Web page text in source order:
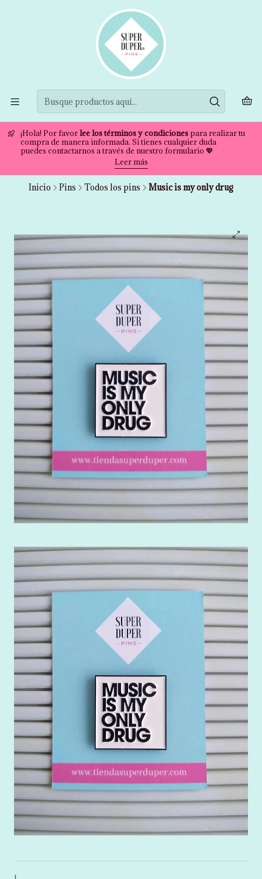
¡Hola! Por favorlee los términos y condicionespara realizar tu
compra de manera informada. Si tienes cualquier duda
puedes contactarnos a través de nuestro formulario 💖
Leer más
Inicio Pins Todos los pins Music is my only drug